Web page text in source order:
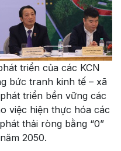
triển của các KCN
bức tranh kinh tế – xã
triển bền vững các
việc hiện thực hóa các
thải ròng bằng “0”
2050.